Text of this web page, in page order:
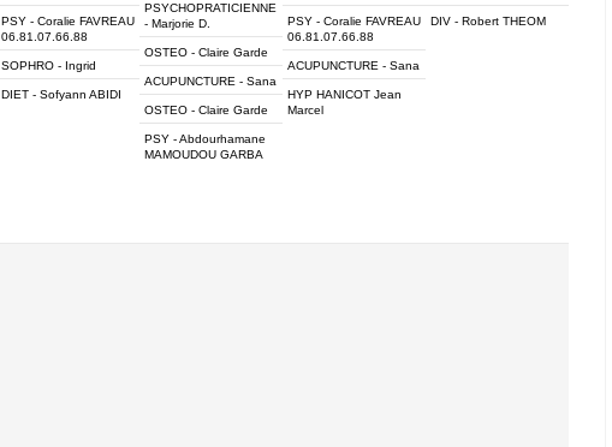
PSY - Coralie FAVREAU
06.81.07.66.88
SOPHRO - Ingrid
DIET - Sofyann ABIDI
PSYCHOPRATICIENNE
- Marjorie D.
OSTEO - Claire Garde
ACUPUNCTURE - Sana
OSTEO - Claire Garde
PSY - Abdourhamane
MAMOUDOU GARBA
PSY - Coralie FAVREAU
06.81.07.66.88
ACUPUNCTURE - Sana
HYP HANICOT Jean
Marcel
DIV - Robert THEOM